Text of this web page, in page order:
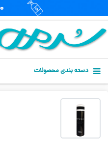
دسته بندی محصولات